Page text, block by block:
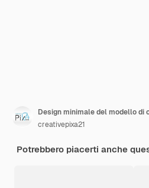
Design minimale del modello
creativepixa21
Potrebbero piacerti anche